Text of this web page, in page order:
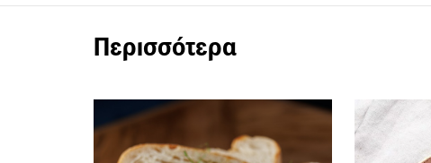
Περισσότερα